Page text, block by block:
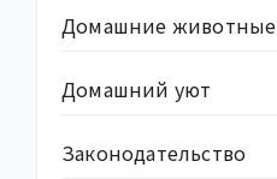
Домашние животные
Домашний уют
Законодательство